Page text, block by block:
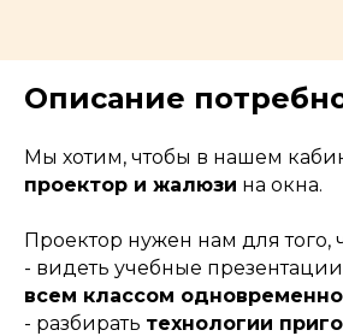
Описание
Мы хотим, чтобы в нашем
проектор и жалюзи на окна.
Проектор нужен нам для того,
- видеть учебные
всем классом одновременно
- разбирать технологии